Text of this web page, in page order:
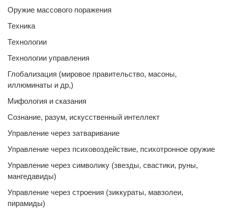
Оружие массового поражения
Техника
Технологии
Технологии управления
Глобализация (мировое правительство, масоны,
иллюминаты и др,)
Мифология и сказания
Сознание, разум, искусственный интеллект
Управление через затваривание
Управление через психовоздействие, психотронное оружие
Управление через символику (звезды, свастики, руны,
мангедавиды)
Управление через строения (зиккураты, мавзолеи,
пирамиды)